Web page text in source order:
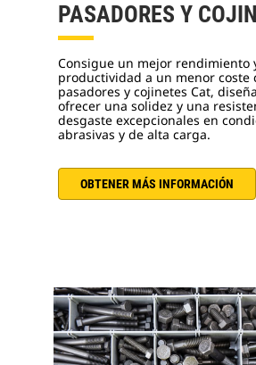
PASADORES Y
Consigue un mejor rendimiento
productividad a un menor coste
pasadores y cojinetes Cat,
ofrecer una solidez y una
desgaste excepcionales en
abrasivas y de alta carga.
OBTENER MÁS INFORMACIÓN